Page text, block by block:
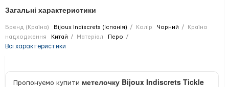
Загальні характеристики
Бренд (Країна) Bijoux Indiscrets (Іспанія) Колір Чорний
Країна
надходження
Китай Матеріал Перо
Всі характеристики
Пропонуємо купити метелочку Bijoux Indiscrets Tickle